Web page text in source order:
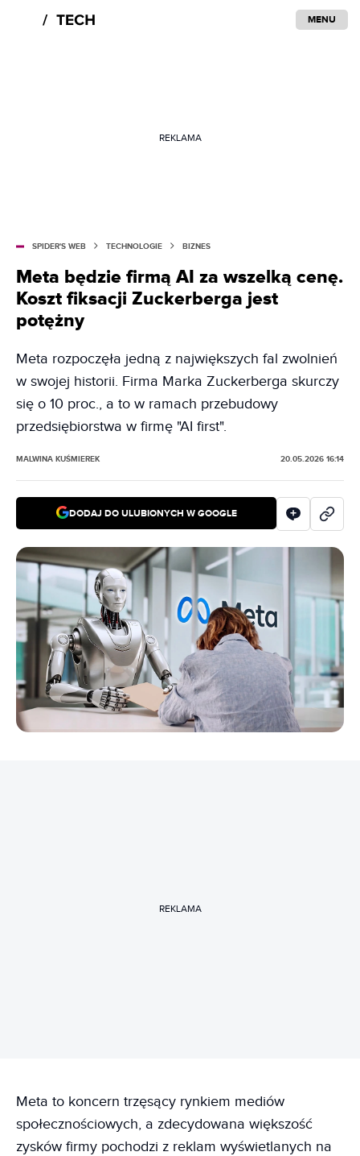
MENU
REKLAMA
SPIDER'S WEB TECHNOLOGIE BIZNES
Meta będzie firmą AI za wszelką cenę.
Koszt fiksacji Zuckerberga jest
potężny
Meta rozpoczęła jedną z największych fal zwolnień
w swojej historii. Firma Marka Zuckerberga skurczy
się o 10 proc., a to w ramach przebudowy
przedsiębiorstwa w firmę "AI first".
MALWINA KUŚMIEREK 20.05.2026 16:14
DODAJ DO ULUBIONYCH W GOOGLE
REKLAMA
Meta to koncern trzęsący rynkiem mediów
społecznościowych, a zdecydowana większość
zysków firmy pochodzi z reklam wyświetlanych na